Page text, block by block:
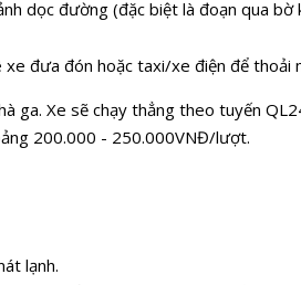
dọc đường (đặc biệt là đoạn qua bờ
đưa đón hoặc taxi/xe điện để thoải
ga. Xe sẽ chạy thẳng theo tuyến
200.000 - 250.000VNĐ/lượt.
lạnh.